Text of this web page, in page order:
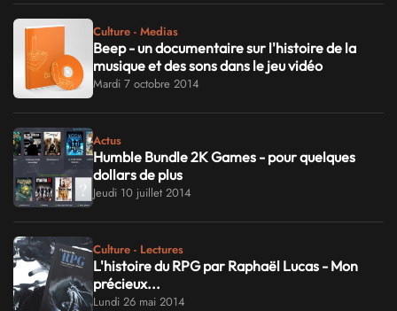
Culture - Medias
Beep - un documentaire sur l'histoire de la
musique et des sons dans le jeu vidéo
Mardi 7 octobre 2014
Actus
Humble Bundle 2K Games - pour quelques
dollars de plus
Jeudi 10 juillet 2014
Culture - Lectures
L'histoire du RPG par Raphaël Lucas - Mon
précieux...
Lundi 26 mai 2014